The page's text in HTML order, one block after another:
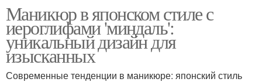
Маникюр в японском стиле с
иероглифами 'миндаль':
уникальный дизайн для
изысканных
Современные тенденции в маникюре: японский стиль